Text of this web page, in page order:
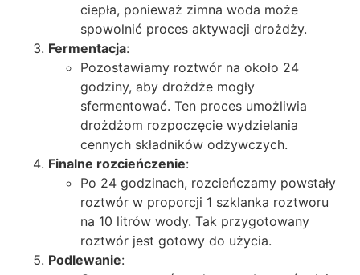
ciepła, ponieważ zimna woda może
spowolnić proces aktywacji drożdży.
Fermentacja:
Pozostawiamy roztwór na około 24
godziny, aby drożdże mogły
sfermentować. Ten proces umożliwia
drożdżom rozpoczęcie wydzielania
cennych składników odżywczych.
Finalne rozcieńczenie:
Po 24 godzinach, rozcieńczamy powstały
roztwór w proporcji 1 szklanka roztworu
na 10 litrów wody. Tak przygotowany
roztwór jest gotowy do użycia.
Podlewanie: